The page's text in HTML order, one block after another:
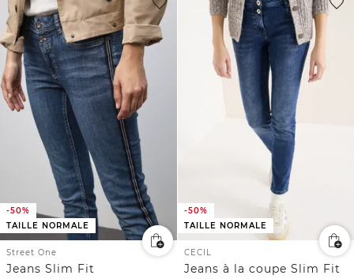
-50%
TAILLE NORMALE
Street One
Jeans Slim Fit
-50%
TAILLE NORMALE
CECIL
Jeans à la coupe Slim Fit